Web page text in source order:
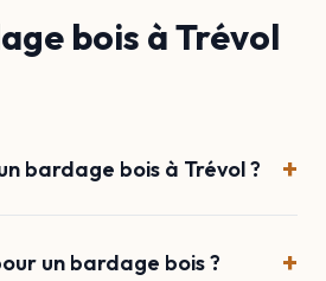
bois à Trévol
bardage bois à Trévol ? +
un bardage bois ? +